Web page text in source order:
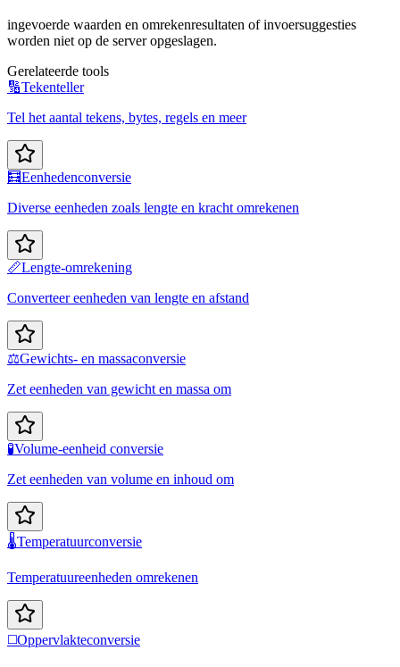
ingevoerde waarden en omrekenresultaten of invoersuggesties
worden niet op de server opgeslagen.
Gerelateerde tools
🔢Tekenteller
Tel het aantal tekens, bytes, regels en meer
🧮Eenhedenconversie
Diverse eenheden zoals lengte en kracht omrekenen
📏Lengte-omrekening
Converteer eenheden van lengte en afstand
⚖️Gewichts- en massaconversie
Zet eenheden van gewicht en massa om
🧪Volume-eenheid conversie
Zet eenheden van volume en inhoud om
🌡️Temperatuurconversie
Temperatuureenheden omrekenen
◻️Oppervlakteconversie